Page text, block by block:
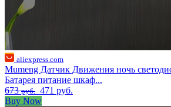
aliexpress.com
Mumeng Датчик Движения ночь
Батарея питание шкаф...
673руб. 471 руб.
Buy Now